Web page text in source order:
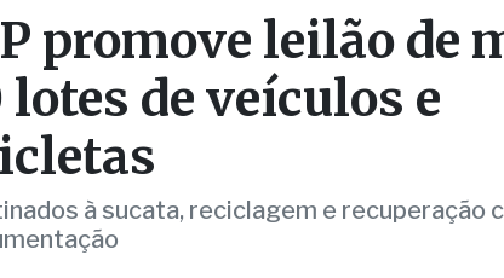
promove leilão de
de veículos e